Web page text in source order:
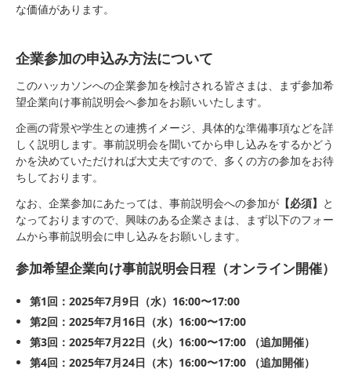
な価値があります。
企業参加の申込み方法について
このハッカソンへの企業参加を検討される皆さまは、まず参加希
望企業向け事前説明会へ参加をお願いいたします。
企画の背景や学生との連携イメージ、具体的な準備事項などを詳
しく説明します。事前説明会を聞いてから申し込みをするかどう
かを決めていただければ大丈夫ですので、多くの方の参加をお待
ちしております。
なお、企業参加にあたっては、事前説明会への参加が 【必須】 と
なっておりますので、興味のある企業さまは、まず以下のフォー
ムから事前説明会に申し込みをお願いします。
参加希望企業向け事前説明会日程（オンライン開催）
第1回：2025年7月9日（水）16:00〜17:00
第2回：2025年7月16日（水）16:00〜17:00
第3回：2025年7月22日（火）16:00〜17:00 （追加開催）
第4回：2025年7月24日（木）16:00〜17:00 （追加開催）